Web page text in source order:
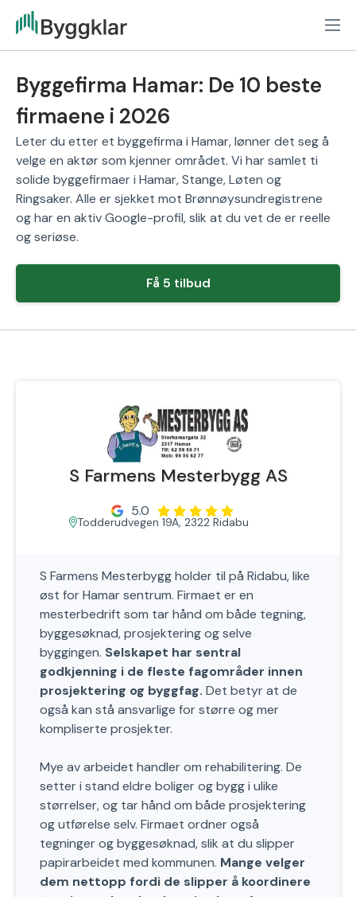
Byggefirma Hamar: De 10 beste
firmaene i 2026
Leter du etter et byggefirma i Hamar, lønner det seg å
velge en aktør som kjenner området. Vi har samlet ti
solide byggefirmaer i Hamar, Stange, Løten og
Ringsaker. Alle er sjekket mot Brønnøysundregistrene
og har en aktiv Google-profil, slik at du vet de er reelle
og seriøse.
Få 5 tilbud
S Farmens Mesterbygg AS
5.0
Todderudvegen 19A, 2322 Ridabu
S Farmens Mesterbygg holder til på Ridabu, like
øst for Hamar sentrum. Firmaet er en
mesterbedrift som tar hånd om både tegning,
byggesøknad, prosjektering og selve
byggingen. Selskapet har sentral
godkjenning i de fleste fagområder innen
prosjektering og byggfag. Det betyr at de
også kan stå ansvarlige for større og mer
kompliserte prosjekter.
Mye av arbeidet handler om rehabilitering. De
setter i stand eldre boliger og bygg i ulike
størrelser, og tar hånd om både prosjektering
og utførelse selv. Firmaet ordner også
tegninger og byggesøknad, slik at du slipper
papirarbeidet med kommunen. Mange velger
dem nettopp fordi de slipper å koordinere